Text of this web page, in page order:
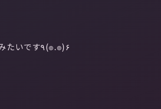
ビンゴゲームもあるみたいです٩(๏.๏)۶